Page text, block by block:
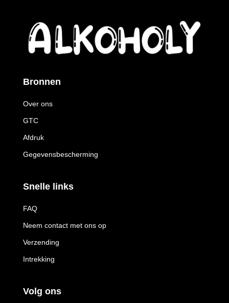
Bronnen
Over ons
GTC
Afdruk
Gegevensbescherming
Snelle links
FAQ
Neem contact met ons op
Verzending
Intrekking
Volg ons